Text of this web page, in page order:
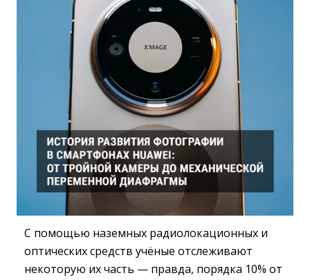
С помощью наземных радиолокационных и
оптических средств учёные отслеживают
некоторую их часть — правда, порядка 10% от